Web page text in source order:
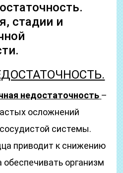
стадии и
недостаточность –
осложнений
системы.
приводит к снижению
организм